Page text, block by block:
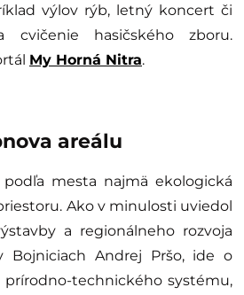
výlov rýb, letný koncert či
cvičenie hasičského zboru.
My Horná Nitra.
areálu
mesta najmä ekologická
Ako v minulosti uviedol
a regionálneho rozvoja
Bojniciach Andrej Pršo, ide o
technického systému,